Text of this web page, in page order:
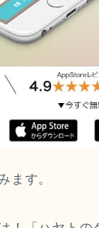
ます。